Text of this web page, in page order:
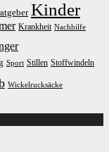
Kinder
Krankheit Nachhilfe
Sport Stillen Stoffwindeln
Wickelrucksäcke